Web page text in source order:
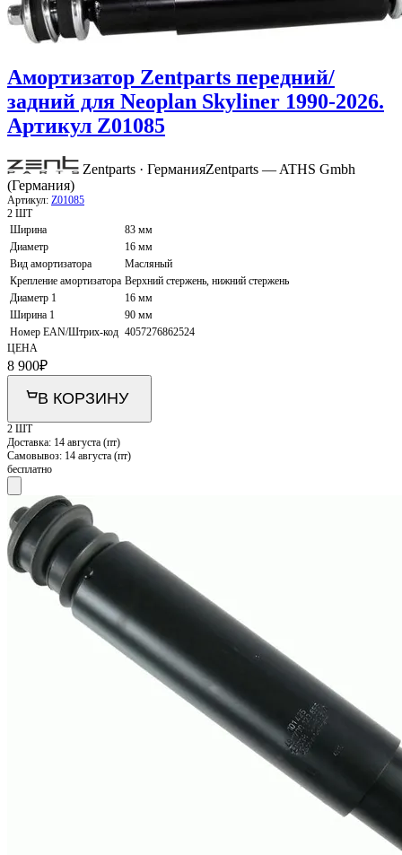
Амортизатор Zentparts передний/
задний для Neoplan Skyliner 1990-2026.
Артикул Z01085
Zentparts · ГерманияZentparts — ATHS Gmbh
(Германия)
Артикул: Z01085
2 ШТ
Ширина
83 мм
Диаметр
16 мм
Вид амортизатора
Масляный
Крепление амортизатора Верхний стержень, нижний стержень
Диаметр 1
16 мм
Ширина 1
90 мм
Номер EAN/Штрих-код 4057276862524
ЦЕНА
8 900₽
В КОРЗИНУ
2 ШТ
Доставка: 14 августа (пт)
Самовывоз: 14 августа (пт)
бесплатно